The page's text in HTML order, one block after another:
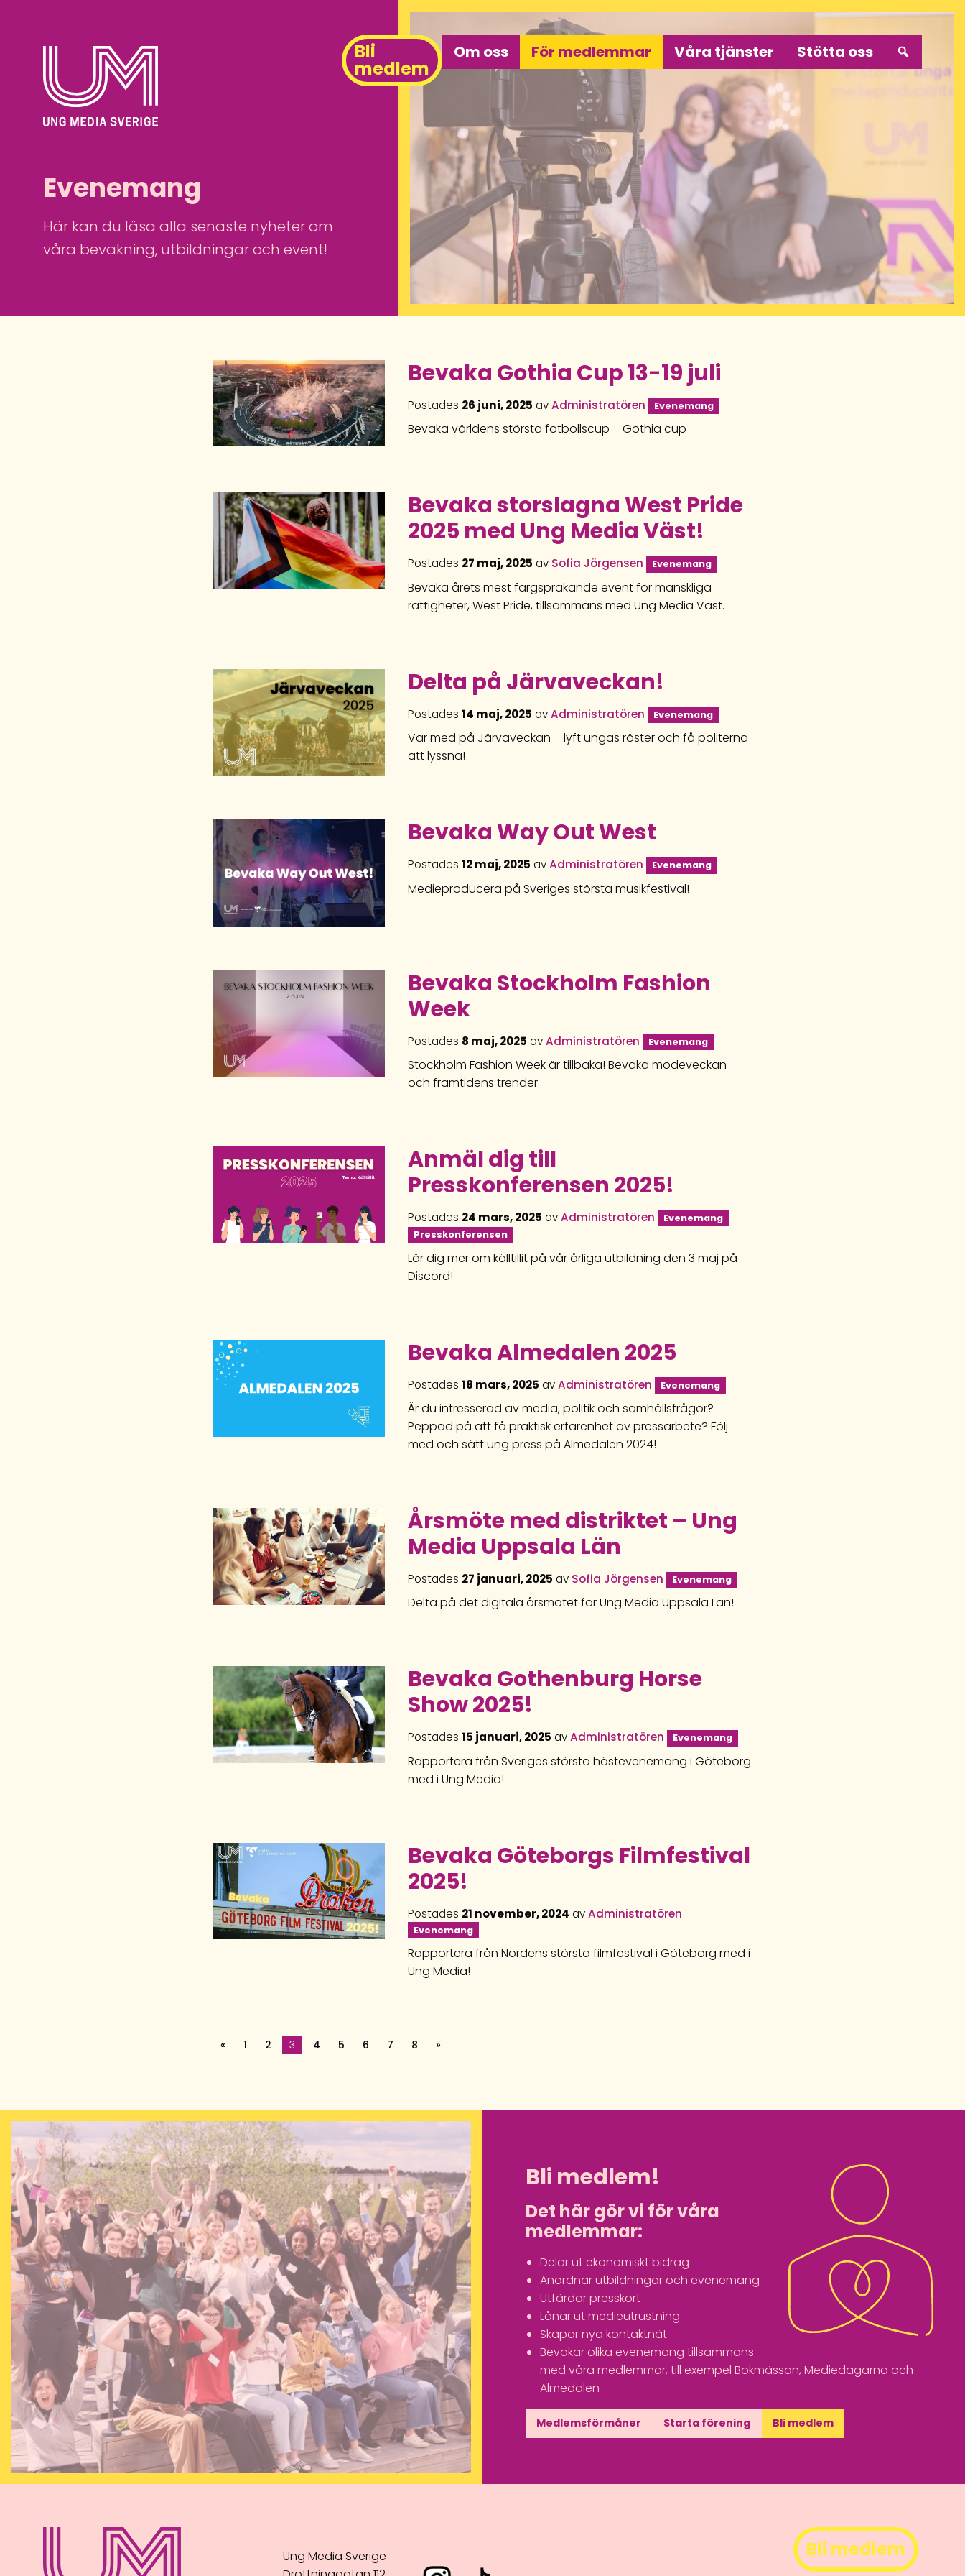
Bli
medlem
Om oss För medlemmar Våra tjänster Stötta oss
Evenemang
Här kan du läsa alla senaste nyheter om
våra bevakning, utbildningar och event!
Bevaka Gothia Cup 13-19 juli
Postades 26 juni, 2025 avAdministratören Evenemang
Bevaka världens största fotbollscup – Gothia cup
Bevaka storslagna West Pride
2025 med Ung Media Väst!
Postades 27 maj, 2025 av Sofia Jörgensen Evenemang
Bevaka årets mest färgsprakande event för mänskliga
rättigheter, West Pride, tillsammans med Ung Media Väst.
Delta på Järvaveckan!
Postades14 maj, 2025 avAdministratören Evenemang
Var med på Järvaveckan – lyft ungas röster och få politerna
att lyssna!
Bevaka Way Out West
Postades12 maj, 2025 avAdministratören Evenemang
Medieproducera på Sveriges största musikfestival!
Bevaka Stockholm Fashion
Week
Postades 8 maj, 2025 avAdministratören Evenemang
Stockholm Fashion Week är tillbaka! Bevaka modeveckan
och framtidens trender.
Anmäl dig till
Presskonferensen 2025!
Postades 24 mars, 2025 avAdministratören
Evenemang
Presskonferensen
Lär dig mer om källtillit på vår årliga utbildning den 3 maj på
Discord!
Bevaka Almedalen 2025
Postades18 mars, 2025 avAdministratören Evenemang
Är du intresserad av media, politik och samhällsfrågor?
Peppad på att få praktisk erfarenhet av pressarbete? Följ
med och sätt ung press på Almedalen 2024!
Årsmöte med distriktet – Ung
Media Uppsala Län
Postades 27 januari, 2025 av Sofia Jörgensen Evenemang
Delta på det digitala årsmötet för Ung Media Uppsala Län!
Bevaka Gothenburg Horse
Show 2025!
Postades15 januari, 2025 avAdministratören Evenemang
Rapportera från Sveriges största hästevenemang i Göteborg
med i Ung Media!
Bevaka Göteborgs Filmfestival
2025!
Postades 21 november, 2024 avAdministratören
Evenemang
Rapportera från Nordens största filmfestival i Göteborg med i
Ung Media!
« 1 2 3 4 5 6 7 8 »
Bli medlem!
Det här gör vi för våra
medlemmar:
Delar ut ekonomiskt bidrag
Anordnar utbildningar och evenemang
Utfärdar presskort
Lånar ut medieutrustning
Skapar nya kontaktnät
Bevakar olika evenemang tillsammans
med våra medlemmar, till exempel Bokmässan, Mediedagarna och
Almedalen
Medlemsförmåner Starta förening Bli medlem
Ung Media Sverige
Bli medlem